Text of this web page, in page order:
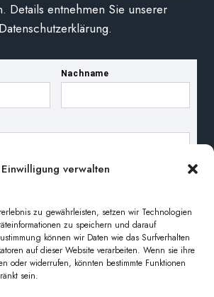
Einwilligung verwalten
zu gewährleisten, setzen wir Technologien
zu speichern und darauf
können wir Daten wie das Surfverhalten
auf dieser Website verarbeiten. Wenn sie ihre
oder widerrufen, könnten bestimmte Funktionen
sein.
Details entnehmen Sie unserer
Datenschutzerklärung.